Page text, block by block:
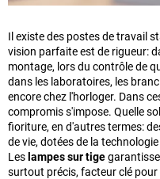
Il existe des postes de travail
vision parfaite est de rigueur:
montage, lors du contrôle de
dans les laboratoires, les
encore chez l'horloger. Dans
compromis s'impose. Quelle
fioriture, en d'autres termes:
de vie, dotées de la
Leslampes sur tige
surtout précis, facteur clé